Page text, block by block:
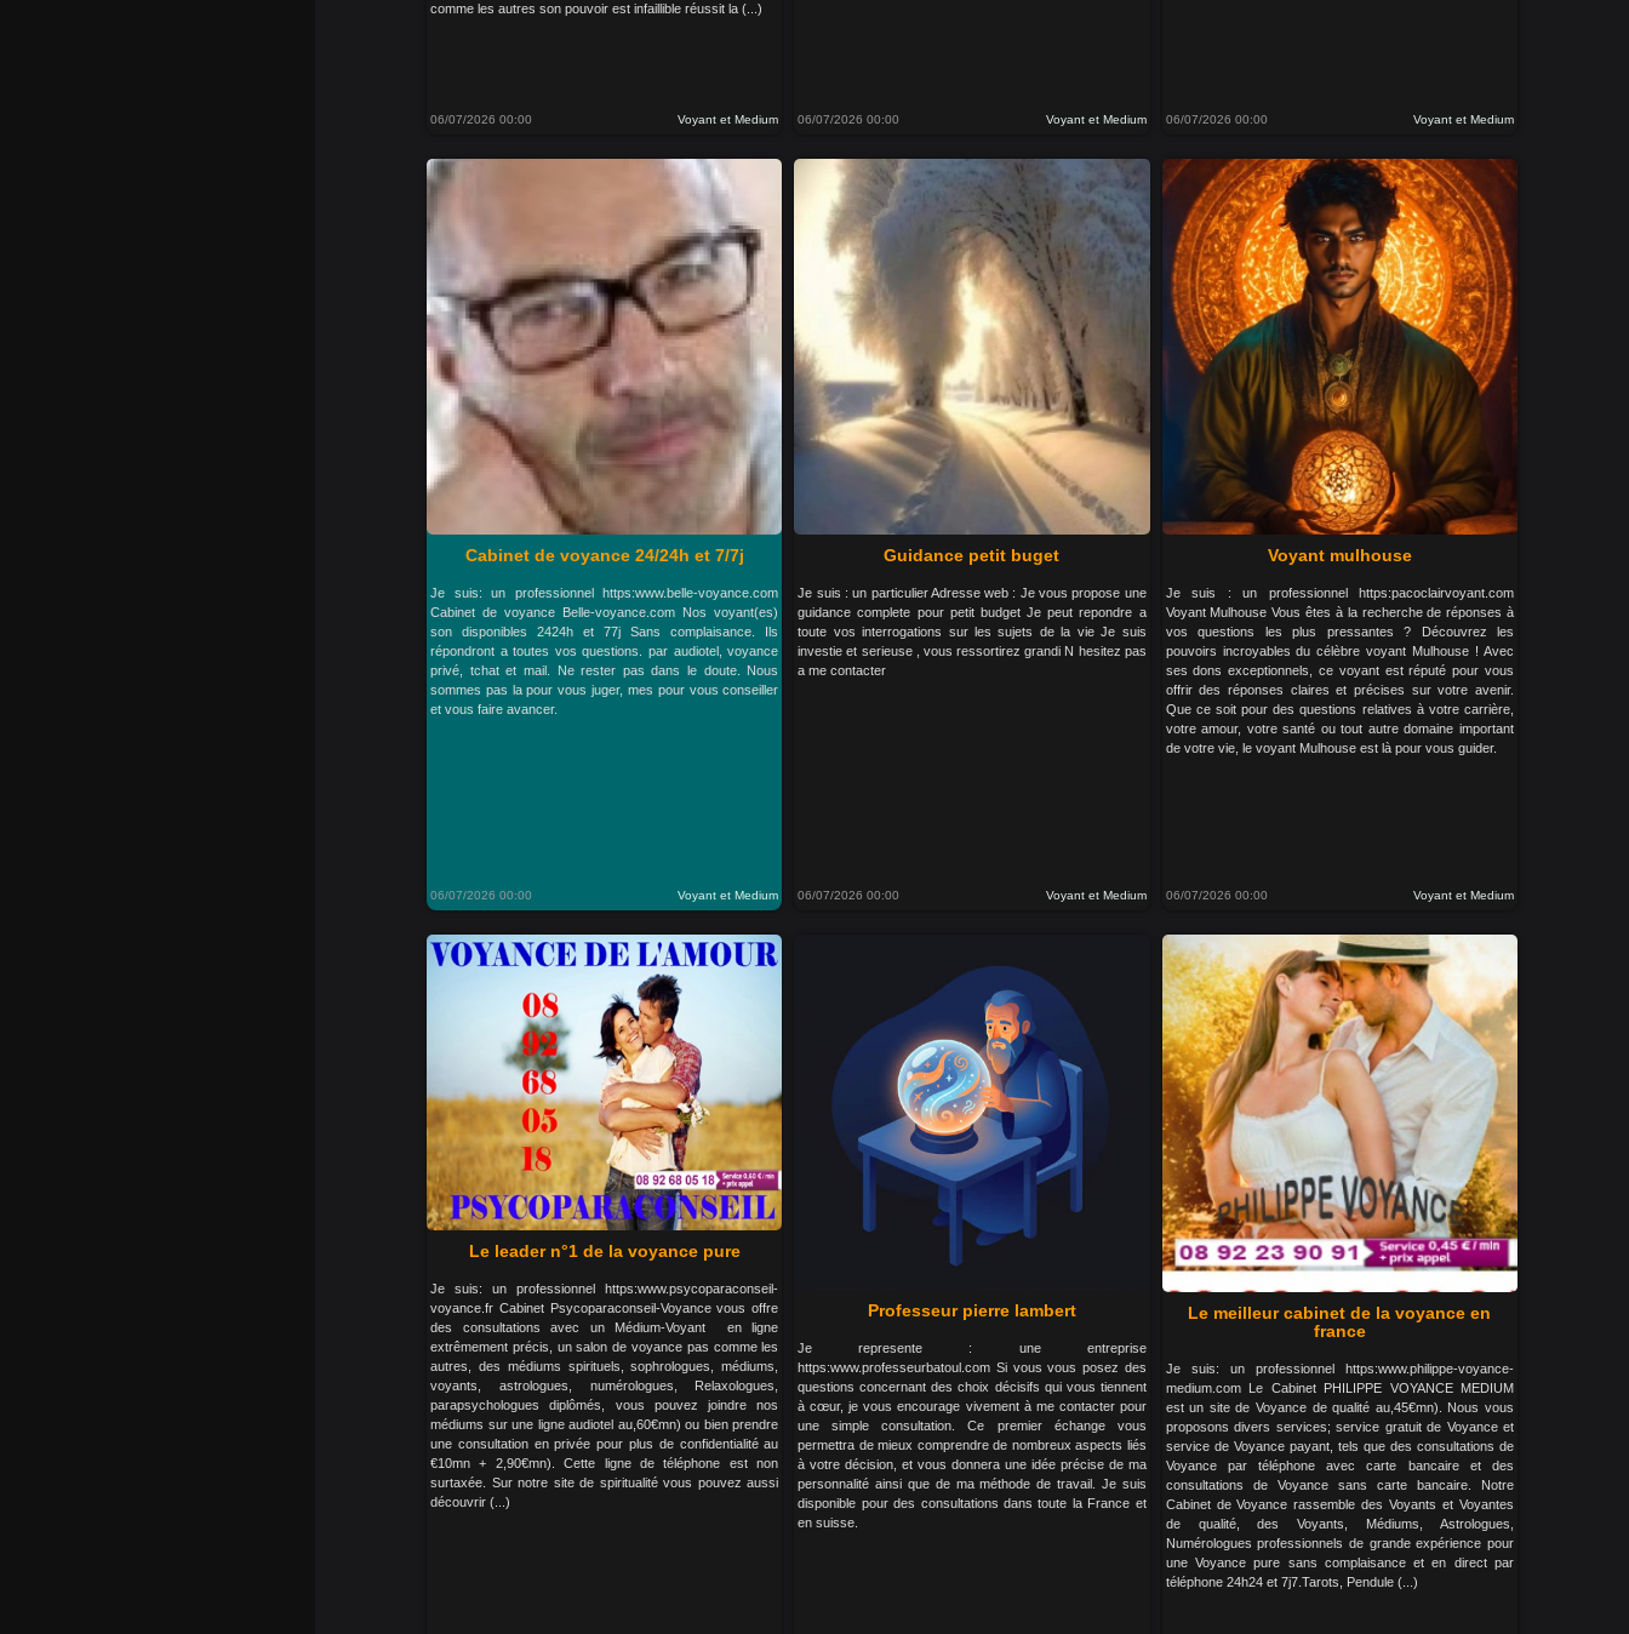
comme les autres son pouvoir est infaillible réussit la (...)
06/07/2026 00:00 Voyant et Medium 06/07/2026 00:00 Voyant et Medium 06/07/2026 00:00 Voyant et Medium
Cabinet de voyance 24/24h et 7/7j
Je suis: un professionnel https:www.belle-voyance.com
Cabinet de voyance Belle-voyance.com Nos voyant(es)
son disponibles 2424h et 77j Sans complaisance. Ils
répondront a toutes vos questions. par audiotel, voyance
privé, tchat et mail. Ne rester pas dans le doute. Nous
sommes pas la pour vous juger, mes pour vous conseiller
et vous faire avancer.
06/07/2026 00:00 Voyant et Medium
Guidance petit buget
Je suis : un particulier Adresse web : Je vous propose une
guidance complete pour petit budget Je peut repondre a
toute vos interrogations sur les sujets de la vie Je suis
investie et serieuse , vous ressortirez grandi N hesitez pas
a me contacter
06/07/2026 00:00 Voyant et Medium
Voyant mulhouse
Je suis : un professionnel https:pacoclairvoyant.com
Voyant Mulhouse Vous êtes à la recherche de réponses à
vos questions les plus pressantes ? Découvrez les
pouvoirs incroyables du célèbre voyant Mulhouse ! Avec
ses dons exceptionnels, ce voyant est réputé pour vous
offrir des réponses claires et précises sur votre avenir.
Que ce soit pour des questions relatives à votre carrière,
votre amour, votre santé ou tout autre domaine important
de votre vie, le voyant Mulhouse est là pour vous guider.
06/07/2026 00:00 Voyant et Medium
Le leader n°1 de la voyance pure
Je suis: un professionnel https:www.psycoparaconseil-
voyance.fr Cabinet Psycoparaconseil-Voyance vous offre
des consultations avec un Médium-Voyant en ligne
extrêmement précis, un salon de voyance pas comme les
autres, des médiums spirituels, sophrologues, médiums,
voyants, astrologues, numérologues, Relaxologues,
parapsychologues diplômés, vous pouvez joindre nos
médiums sur une ligne audiotel au,60€mn) ou bien prendre
une consultation en privée pour plus de confidentialité au
€10mn + 2,90€mn). Cette ligne de téléphone est non
surtaxée. Sur notre site de spiritualité vous pouvez aussi
découvrir (...)
Professeur pierre lambert
Je represente : une entreprise
https:www.professeurbatoul.com Si vous vous posez des
questions concernant des choix décisifs qui vous tiennent
à cœur, je vous encourage vivement à me contacter pour
une simple consultation. Ce premier échange vous
permettra de mieux comprendre de nombreux aspects liés
à votre décision, et vous donnera une idée précise de ma
personnalité ainsi que de ma méthode de travail. Je suis
disponible pour des consultations dans toute la France et
en suisse.
Le meilleur cabinet de la voyance en
france
Je suis: un professionnel https:www.philippe-voyance-
medium.com Le Cabinet PHILIPPE VOYANCE MEDIUM
est un site de Voyance de qualité au,45€mn). Nous vous
proposons divers services; service gratuit de Voyance et
service de Voyance payant, tels que des consultations de
Voyance par téléphone avec carte bancaire et des
consultations de Voyance sans carte bancaire. Notre
Cabinet de Voyance rassemble des Voyants et Voyantes
de qualité, des Voyants, Médiums, Astrologues,
Numérologues professionnels de grande expérience pour
une Voyance pure sans complaisance et en direct par
téléphone 24h24 et 7j7.Tarots, Pendule (...)